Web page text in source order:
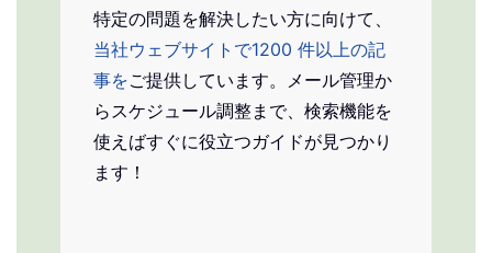
特定の問題を解決したい方に向けて、
当社ウェブサイトで1200 件以上の記
事をご提供しています。メール管理か
らスケジュール調整まで、検索機能を
使えばすぐに役立つガイドが見つかり
ます！